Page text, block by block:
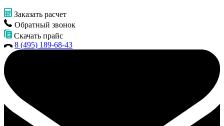
Заказать расчет
Обратный звонок
Скачать прайс
8 (495) 189-68-43